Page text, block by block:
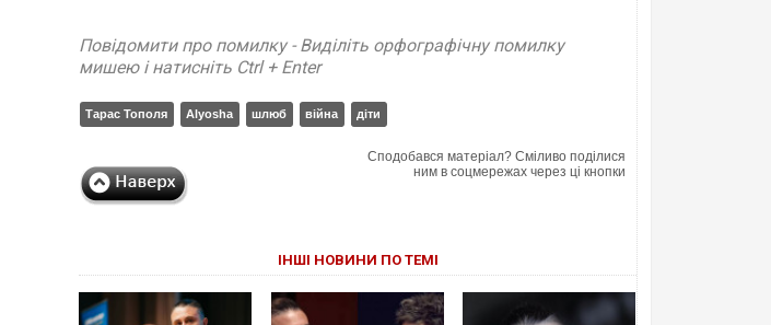
Повідомити про помилку - Виділіть орфографічну помилку
мишею і натисніть Ctrl + Enter
Тарас Тополя Alyosha шлюб війна діти
Сподобався матеріал? Сміливо поділися
ним в соцмережах через ці кнопки
ІНШІ НОВИНИ ПО ТЕМІ